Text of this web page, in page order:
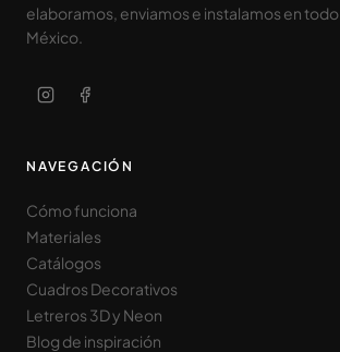
elaboramos, enviamos e instalamos en todo
México.
NAVEGACIÓN
Cómo funciona
Materiales
Catálogos
Cuadros Decorativos
Letreros 3D y Neon
Blog de inspiración